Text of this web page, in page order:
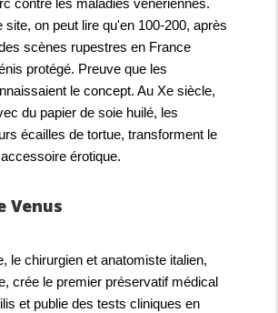
contre les maladies vénériennes.
site, on peut lire qu'en 100-200, après
scènes rupestres en France
protégé. Preuve que les
le concept. Au Xe siècle,
du papier de soie huilé, les
écailles de tortue, transforment le
érotique.
Venus
le chirurgien et anatomiste italien,
crée le premier préservatif médical
et publie des tests cliniques en